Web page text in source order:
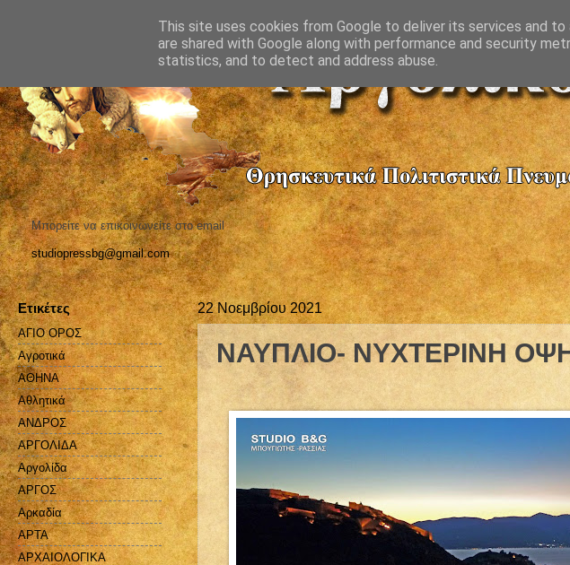
Μπορείτε να επικοινωνείτε στο email
studiopressbg@gmail.com
22 Νοεμβρίου 2021
ΝΑΥΠΛΙΟ- ΝΥΧΤΕΡΙΝΗ
Ετικέτες
ΑΓΙΟ ΟΡΟΣ
Αγροτικά
ΑΘΗΝΑ
Αθλητικά
ΑΝΔΡΟΣ
ΑΡΓΟΛΙΔΑ
Αργολίδα
ΑΡΓΟΣ
Αρκαδία
ΑΡΤΑ
ΑΡΧΑΙΟΛΟΓΙΚΑ
This site uses cookies from Google to deliver its services and
are shared with Google along with performance and security
statistics, and to detect and address abuse.